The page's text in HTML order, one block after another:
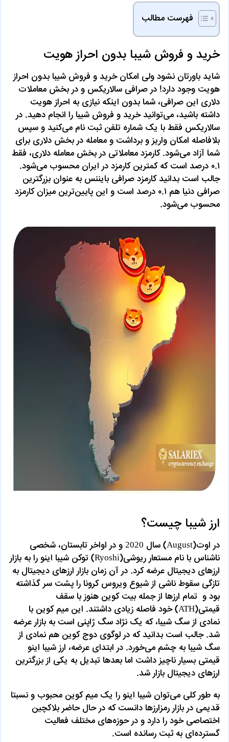
فهرست مطالب
خرید و فروش شیبا بدون احراز هویت
شاید باورتان نشود ولی امکان خرید و فروش شیبا بدون احراز
هویت وجود دارد! در صرافی سالاریکس و در بخش معاملات
دلاری این صرافی، شما بدون اینکه نیازی به احراز هویت
داشته باشید، می‌توانید خرید و فروش شیبا را انجام دهید. در
سالاریکس فقط با یک شماره تلفن ثبت نام می‌کنید و سپس
بلافاصله امکان واریز و برداشت و معامله در بخش دلاری برای
شما آزاد می‌شود. کارمزد معاملاتی در بخش معامله دلاری، فقط
۰.۱ درصد است که کمترین کارمزد در ایران محسوب می‌شود.
جالب است بدانید کارمزد صرافی بایننس به عنوان بزرگترین
صرافی دنیا هم ۰.۱ درصد است و این پایین‌ترین میزان کارمزد
محسوب می‌شود.
ارز شیبا چیست؟
در اوت(August) سال 2020 و در اواخر تابستان، شخصی
ناشناس با نام مستعار ریوشی(Ryoshi) توکن شیبا اینو را به بازار
ارزهای دیجیتال عرضه کرد. در آن زمان بازار ارزهای دیجیتال به
تازگی سقوط ناشی از شیوع ویروس کرونا را پشت سر گذاشته
بود و تمام ارزها از جمله بیت کوین هنوز با سقف
قیمتی(ATH) خود فاصله زیادی داشتند. این میم کوین با
نمادی از سگ شیبا، که یک نژاد سگ ژاپنی است به بازار عرضه
شد. جالب است بدانید که در لوگوی دوج کوین هم نمادی از
سگ شیبا به چشم می‌خورد. در ابتدای عرضه، ارز شیبا اینو
قیمتی بسیار ناچیز داشت اما بعدها تبدیل به یکی از بزرگترین
ارزهای دیجیتال بازار شد.
به طور کلی می‌توان شیبا اینو را یک میم کوین محبوب و نسبتا
قدیمی در بازار رمزارزها دانست که در حال حاضر بلاکچین
اختصاصی خود را دارد و در حوزه‌های مختلف فعالیت
گسترده‌ای به ثبت رسانده است.